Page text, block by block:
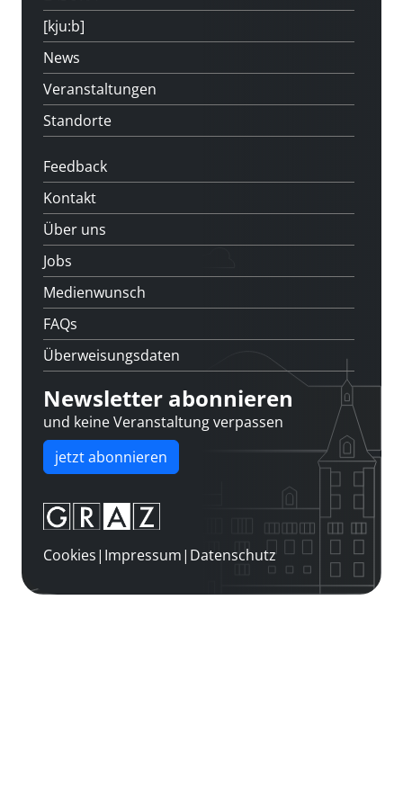
[kju:b]
News
Veranstaltungen
Standorte
Feedback
Kontakt
Über uns
Jobs
Medienwunsch
FAQs
Überweisungsdaten
Newsletter abonnieren
und keine Veranstaltung verpassen
jetzt abonnieren
Cookies| Impressum| Datenschutz